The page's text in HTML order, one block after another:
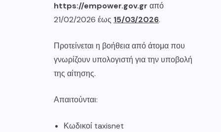
https://empower.gov.gr από
21/02/2026 έως 15/03/2026.
Προτείνεται η βοήθεια από άτομα που
γνωρίζουν υπολογιστή για την υποβολή
της αίτησης.
Απαιτούνται:
Κωδικοί taxisnet